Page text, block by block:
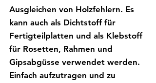
Ausgleichen von Holzfehlern. Es
kann auch als Dichtstoff für
Fertigteilplatten und als Klebstoff
für Rosetten, Rahmen und
Gipsabgüsse verwendet werden.
Einfach aufzutragen und zu